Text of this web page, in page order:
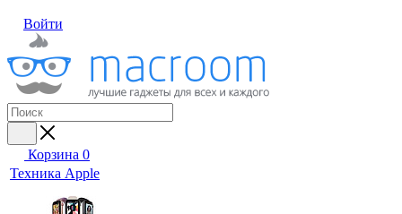
Войти
Корзина 0
Техника Apple